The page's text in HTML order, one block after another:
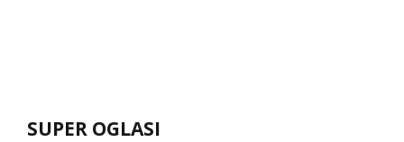
SUPER OGLASI